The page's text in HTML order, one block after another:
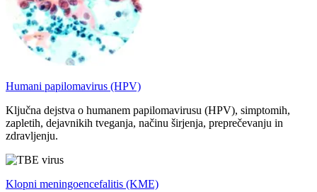
Humani papilomavirus (HPV)
Ključna dejstva o humanem papilomavirusu (HPV), simptomih,
zapletih, dejavnikih tveganja, načinu širjenja, preprečevanju in
zdravljenju.
Klopni meningoencefalitis (KME)